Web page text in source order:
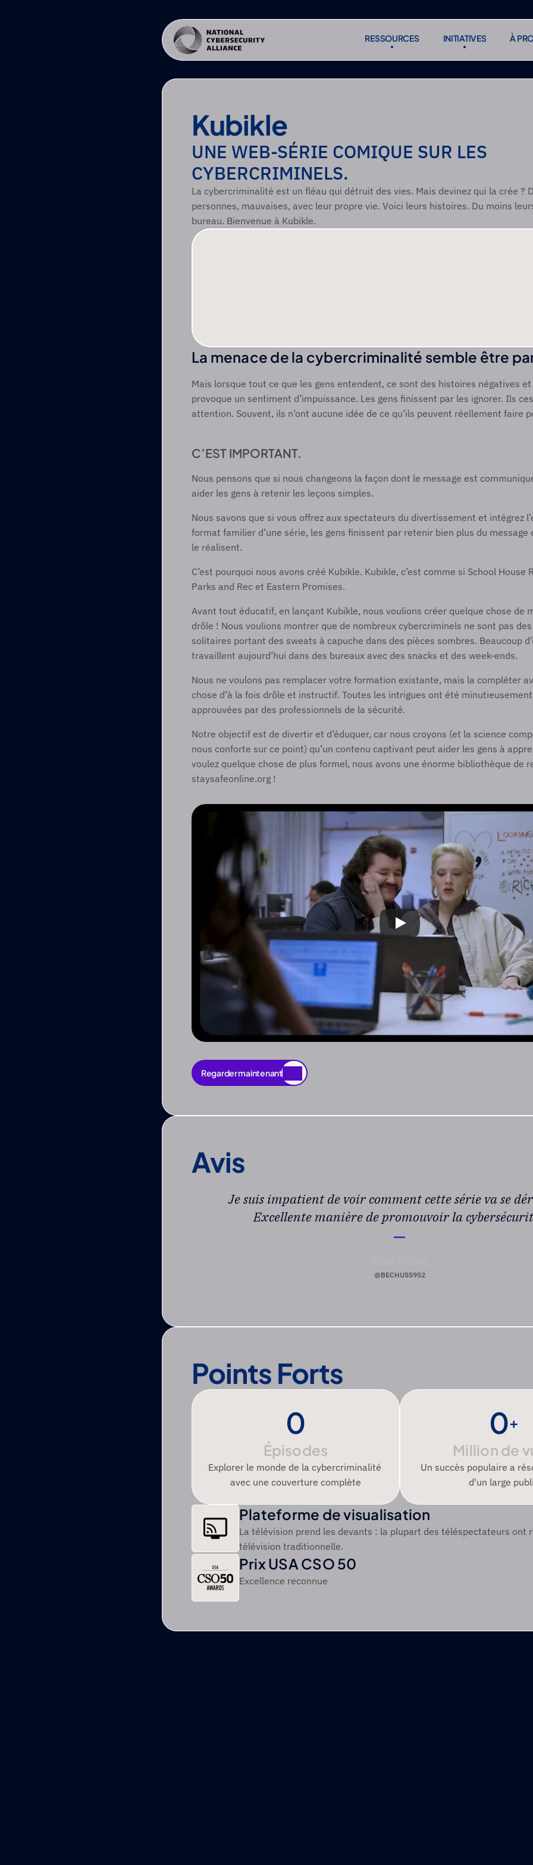
RESSOURCES
RESSOURCES
INITIATIVES
INITIATIVES
À
À
Kubikle
UNE WEB-SÉRIE COMIQUE SUR LES
CYBERCRIMINELS.
La cybercriminalité est un fléau qui détruit des vies. Mais devinez qui la crée ?
personnes, mauvaises, avec leur propre vie. Voici leurs histoires. Du moins
bureau. Bienvenue à Kubikle.
La menace de la cybercriminalité semble être
Mais lorsque tout ce que les gens entendent, ce sont des histoires négatives
provoque un sentiment d’impuissance. Les gens finissent par les ignorer. Ils
attention. Souvent, ils n’ont aucune idée de ce qu’ils peuvent réellement faire
C’EST IMPORTANT.
Nous pensons que si nous changeons la façon dont le message est
aider les gens à retenir les leçons simples.
Nous savons que si vous offrez aux spectateurs du divertissement et intégrez
format familier d’une série, les gens finissent par retenir bien plus du message
le réalisent.​
C’est pourquoi nous avons créé Kubikle. Kubikle, c’est comme si School House
Parks and Rec et Eastern Promises.
Avant tout éducatif, en lançant Kubikle, nous voulions créer quelque chose de
drôle ! Nous voulions montrer que de nombreux cybercriminels ne sont pas
solitaires portant des sweats à capuche dans des pièces sombres. Beaucoup
travaillent aujourd’hui dans des bureaux avec des snacks et des week-ends.
Nous ne voulons pas remplacer votre formation existante, mais la compléter
chose d’à la fois drôle et instructif. Toutes les intrigues ont été
approuvées par des professionnels de la sécurité.
Notre objectif est de divertir et d’éduquer, car nous croyons (et la science
nous conforte sur ce point) qu’un contenu captivant peut aider les gens à
voulez quelque chose de plus formel, nous avons une énorme bibliothèque de
staysafeonline.org !
Regarder maintenant
Regarder maintenant
Avis
Je suis impatient de voir comment cette série va se
Excellente manière de promouvoir la
—
@BECHUSS952
Points Forts
0
Épisodes
Explorer le monde de la cybercriminalité
avec une couverture complète
0+
Million de
Un succès populaire a
d'un large
Plateforme de visualisation
La télévision prend les devants : la plupart des téléspectateurs ont
télévision traditionnelle.
Prix USA CSO 50
Excellence reconnue